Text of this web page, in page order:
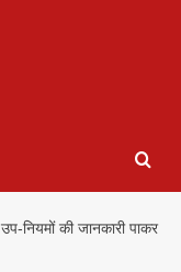
नियमों की जानकारी पाकर